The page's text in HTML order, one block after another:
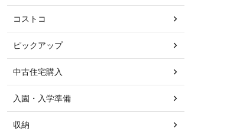
コストコ
ピックアップ
中古住宅購入
入園・入学準備
収納